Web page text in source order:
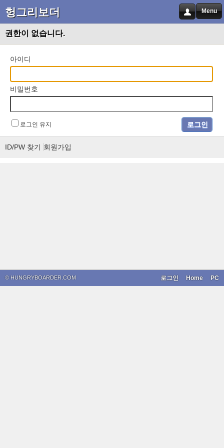
헝그리보더 Menu
권한이 없습니다.
아이디
비밀번호
로그인 유지
ID/PW 찾기 회원가입
© HUNGRYBOARDER.COM PC
Home
로그인